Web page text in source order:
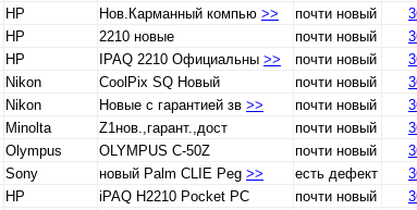
HP Нов.Карманный компью >> почти новый
HP 2210 новые почти новый
HP IPAQ 2210 Официальны >> почти новый
Nikon CoolPix SQ Новый почти новый
Nikon Новые с гарантией зв >> почти новый
Minolta Z1нов.,гарант.,дост почти новый
Olympus OLYMPUS C-50Z почти новый
Sony новый Palm CLIE Peg >> есть дефект
HP iPAQ H2210 Pocket PC почти новый